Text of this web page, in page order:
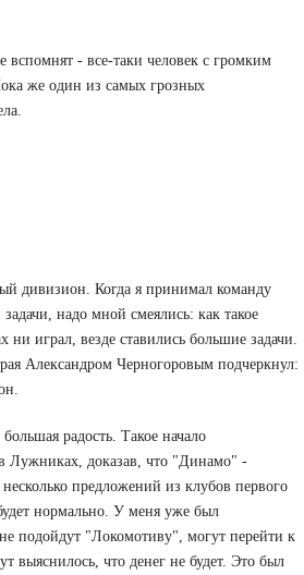
вспомнят - все-таки человек с громким
же один из самых грозных
дивизион. Когда я принимал команду
надо мной смеялись: как такое
играл, везде ставились большие задачи.
Александром Черногоровым подчеркнул:
радость. Такое начало
Лужниках, доказав, что "Динамо" -
предложений из клубов первого
нормально. У меня уже был
подойдут "Локомотиву", могут перейти к
выяснилось, что денег не будет. Это был